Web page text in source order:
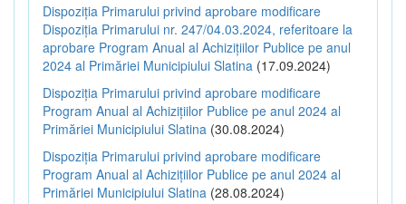
Dispoziția Primarului privind aprobare modificare
Dispoziția Primarului nr. 247/04.03.2024, referitoare la
aprobare Program Anual al Achizițiilor Publice pe anul
2024 al Primăriei Municipiului Slatina (17.09.2024)
Dispoziția Primarului privind aprobare modificare
Program Anual al Achizițiilor Publice pe anul 2024 al
Primăriei Municipiului Slatina (30.08.2024)
Dispoziția Primarului privind aprobare modificare
Program Anual al Achizițiilor Publice pe anul 2024 al
Primăriei Municipiului Slatina (28.08.2024)